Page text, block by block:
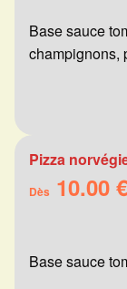
Base sauce
champignons,
Pizza
Dès 10.00 €
Base sauce